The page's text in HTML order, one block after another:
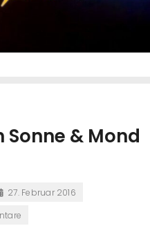
Sonne & Mond
27. Februar 2016